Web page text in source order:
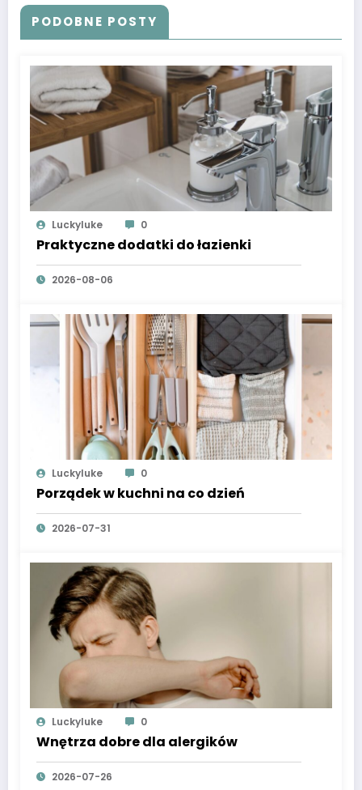
PODOBNE POSTY
Luckyluke 0
Praktyczne dodatki do łazienki
2026-08-06
Luckyluke 0
Porządek w kuchni na co dzień
2026-07-31
Luckyluke 0
Wnętrza dobre dla alergików
2026-07-26